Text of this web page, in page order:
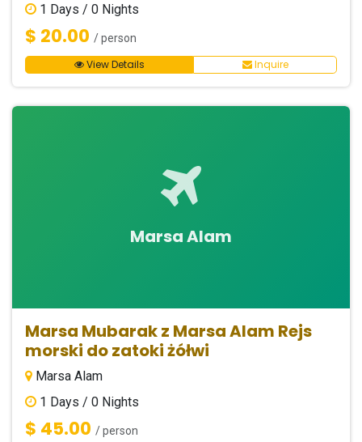
1 Days / 0 Nights
$ 20.00 / person
View Details Inquire
Marsa Alam
Marsa Mubarak z Marsa Alam Rejs
morski do zatoki żółwi
Marsa Alam
1 Days / 0 Nights
$ 45.00 / person